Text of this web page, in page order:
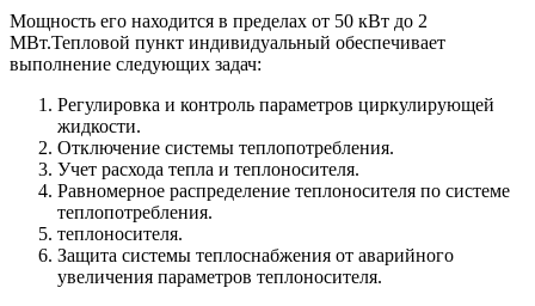
Мощность его находится в пределах от 50 кВт до 2
МВт.Тепловой пункт индивидуальный обеспечивает
выполнение следующих задач:
Регулировка и контроль параметров циркулирующей
жидкости.
Отключение системы теплопотребления.
Учет расхода тепла и теплоносителя.
Равномерное распределение теплоносителя по системе
теплопотребления.
теплоносителя.
Защита системы теплоснабжения от аварийного
увеличения параметров теплоносителя.